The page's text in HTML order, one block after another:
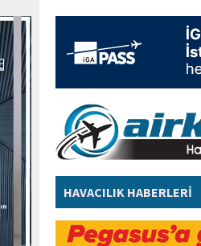
HAVACILIK HABERLERİ